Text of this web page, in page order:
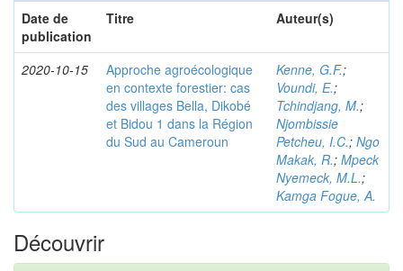
Date de
publication
Titre Auteur(s)
2020-10-15
Approche agroécologique
en contexte forestier: cas
des villages Bella, Dikobé
et Bidou 1 dans la Région
du Sud au Cameroun
Kenne, G.F.;
Voundi, E.;
Tchindjang, M.;
Njombissie
Petcheu, I.C.; Ngo
Makak, R.; Mpeck
Nyemeck, M.L.;
Kamga Fogue, A.
Découvrir